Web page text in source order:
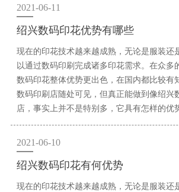
2021-06-11
绍兴数码印花优势有哪些
现在的印花技术越来越成熟，无论是服装还
以通过数码印刷完成诸多印花需求。在众多
数码印花整体优势更出色，在国内都比较有
数码印刷店随处可见，但真正能做到像绍兴
店，事实上并不是特别多，它具有怎样的优
2021-06-10
绍兴数码印花有何优势
现在的印花技术越来越成熟，无论是服装还